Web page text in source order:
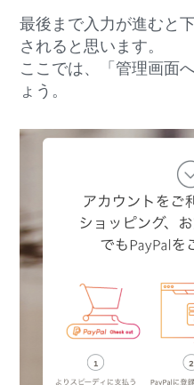
最後まで入力が進むと
されると思います。
ここでは、「管理画面
ょう。